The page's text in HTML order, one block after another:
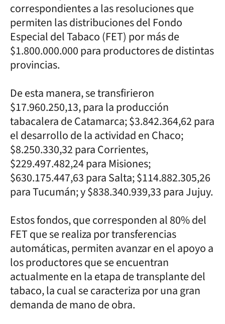
correspondientes a las resoluciones que
permiten las distribuciones del Fondo
Especial del Tabaco (FET) por más de
$1.800.000.000 para productores de distintas
provincias.
De esta manera, se transfirieron
$17.960.250,13, para la producción
tabacalera de Catamarca; $3.842.364,62 para
el desarrollo de la actividad en Chaco;
$8.250.330,32 para Corrientes,
$229.497.482,24 para Misiones;
$630.175.447,63 para Salta; $114.882.305,26
para Tucumán; y $838.340.939,33 para Jujuy.
Estos fondos, que corresponden al 80% del
FET que se realiza por transferencias
automáticas, permiten avanzar en el apoyo a
los productores que se encuentran
actualmente en la etapa de transplante del
tabaco, la cual se caracteriza por una gran
demanda de mano de obra.